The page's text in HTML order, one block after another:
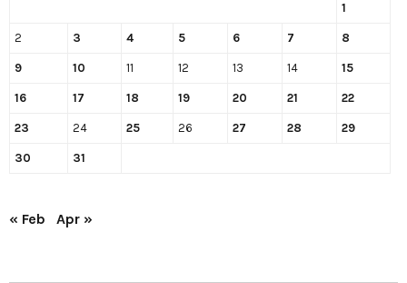
1
2 3 4 5 6 7 8
9 10 11 12 13 14 15
16 17 18 19 20 21 22
23 24 25 26 27 28 29
30 31
« Feb Apr »